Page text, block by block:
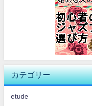
カテゴリー
etude